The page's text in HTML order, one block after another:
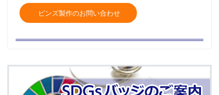
ピンズ製作のお問い合わせ